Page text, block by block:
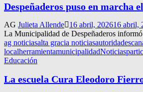
Despeñaderos puso en marcha
AG Julieta Allende 16 abril, 202616 abril,
La Municipalidad de Despeñaderos
ag noticiasalta gracia noticiasautoridades
localherramientamunicipalidadNoticias
Educación
La escuela Cura Eleodoro